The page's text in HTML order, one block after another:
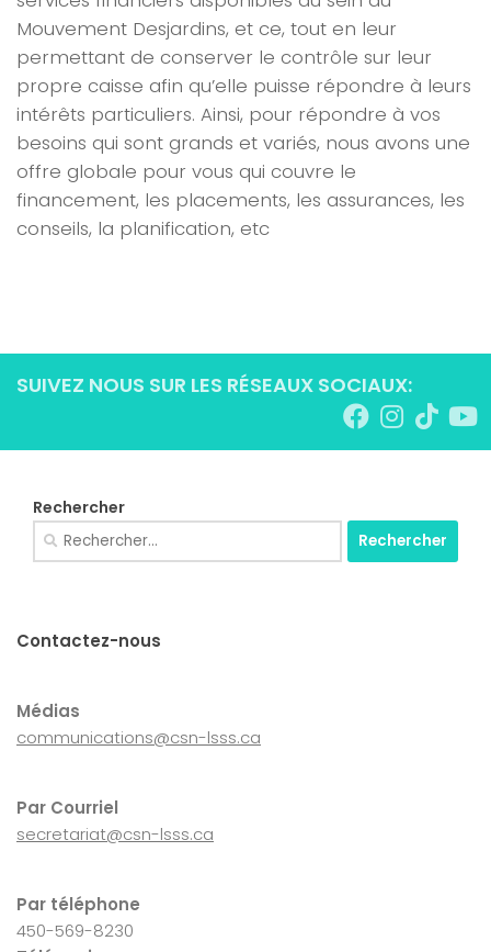
Mouvement Desjardins, et ce, tout en leur
permettant de conserver le contrôle sur leur
propre caisse afin qu’elle puisse répondre à leurs
intérêts particuliers. Ainsi, pour répondre à vos
besoins qui sont grands et variés, nous avons une
offre globale pour vous qui couvre le
financement, les placements, les assurances, les
conseils, la planification, etc
SUIVEZ NOUS SUR LES RÉSEAUX SOCIAUX:
Rechercher
Rechercher :
Contactez-nous
Médias
communications@csn-lsss.ca
Par Courriel
secretariat@csn-lsss.ca
Par téléphone
450-569-8230